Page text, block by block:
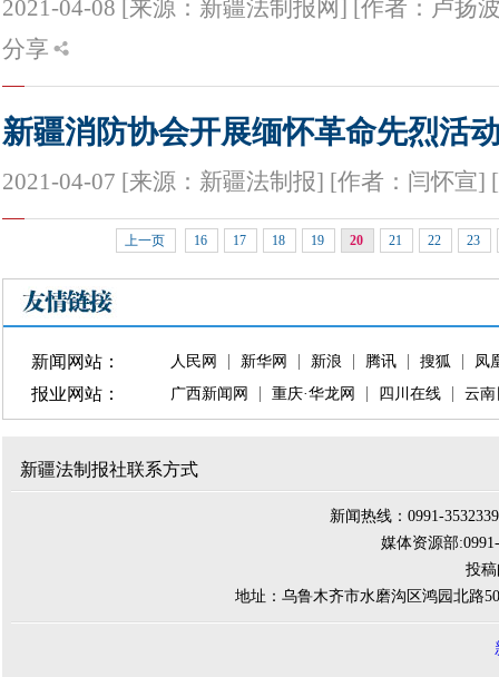
2021-04-08 [来源：新疆法制报网] [作者：卢扬
分享
新疆消防协会开展缅怀革命先烈活
2021-04-07 [来源：新疆法制报] [作者：闫怀宣]
上一页 16 17 18 19 20 21 22 23
新闻网站： 人民网 新华网 新浪 腾讯 搜狐 凤
报业网站： 广西新闻网 重庆·华龙网 四川在线 云南
新疆法制报社联系方式
新闻热线：0991-
媒体资源部
投稿
地址：乌鲁木齐市水磨沟区鸿园北路